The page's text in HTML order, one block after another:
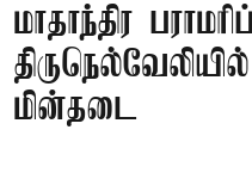
மாதாந்திர
மின்தடை